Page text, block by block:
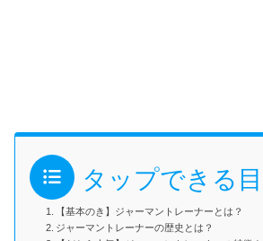
タップできる
【基本のき】ジャーマントレーナーとは？
ジャーマントレーナーの歴史とは？